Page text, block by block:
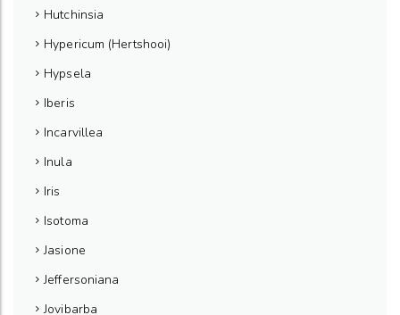
Hutchinsia
Hypericum (Hertshooi)
Hypsela
Iberis
Incarvillea
Inula
Iris
Isotoma
Jasione
Jeffersoniana
Jovibarba